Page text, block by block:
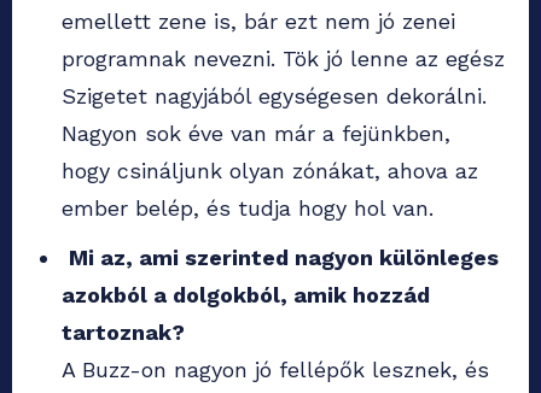
emellett zene is, bár ezt nem jó zenei
programnak nevezni. Tök jó lenne az egész
Szigetet nagyjából egységesen dekorálni.
Nagyon sok éve van már a fejünkben,
hogy csináljunk olyan zónákat, ahova az
ember belép, és tudja hogy hol van.
Mi az, ami szerinted nagyon különleges
azokból a dolgokból, amik hozzád
tartoznak?
A Buzz-on nagyon jó fellépők lesznek, és